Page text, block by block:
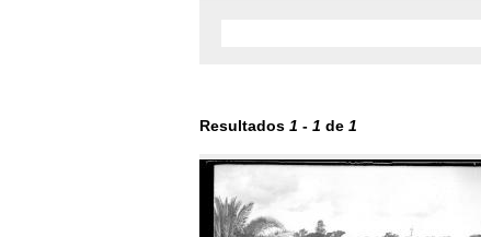
Resultados 1 - 1 de 1